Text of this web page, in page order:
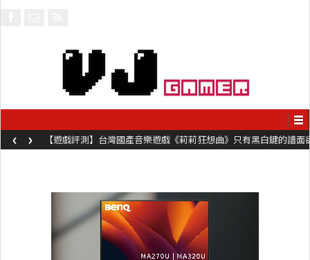
【遊戲評測】台灣國產音樂遊戲《莉莉狂想曲》只有黑白鍵的譜面
卻具有頗高挑戰性
‹ ›